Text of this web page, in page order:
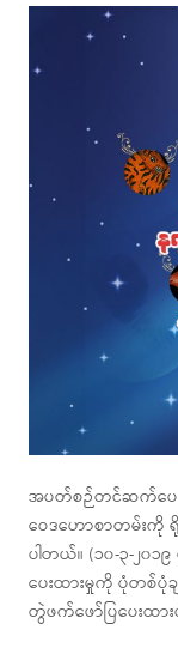
အပတ်စဉ်တင်ဆက်ပေး
ဝေဒဟောစာတမ်း
ပါတယ်။ (၁၀-၃-၂၀
ပေးထားမှုကို ပုံတစ်ပုံချ
တွဲဖက်ဖော်ပြပေးထာ